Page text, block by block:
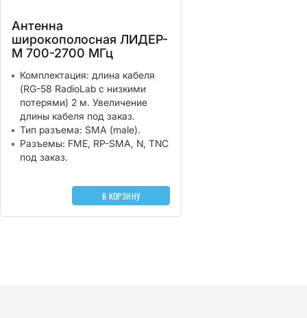
Антенна
широкополосная ЛИДЕР-
М 700-2700 МГц
Комплектация: длина кабеля
(RG-58 RadioLab с низкими
потерями) 2 м. Увеличение
длины кабеля под заказ.
Тип разъема: SMA (male).
Разъемы: FME, RP-SMA, N, TNC
под заказ.
В КОРЗИНУ